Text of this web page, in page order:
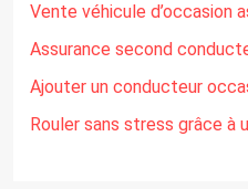
Vente véhicule d’occasion
Assurance second
Ajouter un conducteur
Rouler sans stress grâce à